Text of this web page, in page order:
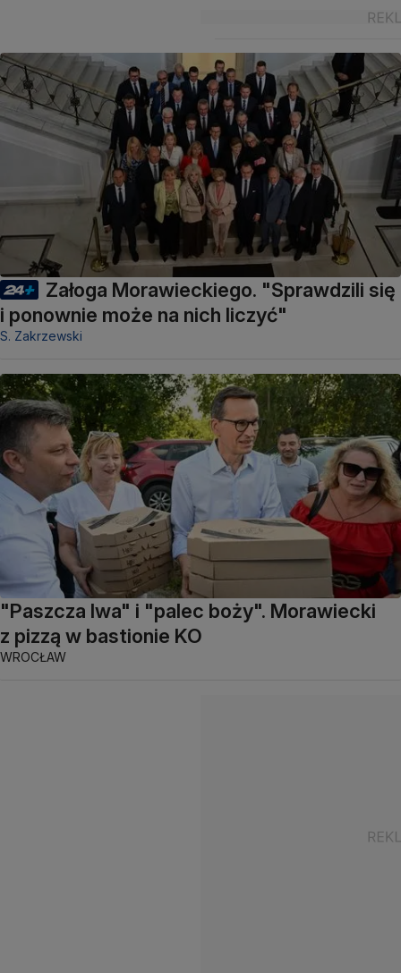
Załoga Morawieckiego. "Sprawdzili się
i ponownie może na nich liczyć"
S. Zakrzewski
"Paszcza lwa" i "palec boży". Morawiecki
z pizzą w bastionie KO
WROCŁAW